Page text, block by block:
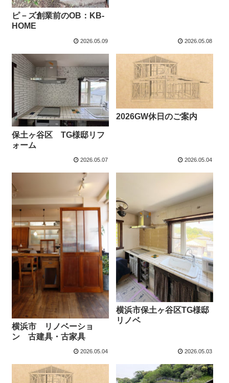
ピ－ズ創業前のOB：KB-
HOME
2026.05.09 2026.05.08
保土ヶ谷区 TG様邸リフ
ォーム
2026.05.07
2026GW休日のご案内
2026.05.04
横浜市 リノベーショ
ン 古建具・古家具
2026.05.04
横浜市保土ヶ谷区TG様邸
リノベ
2026.05.03